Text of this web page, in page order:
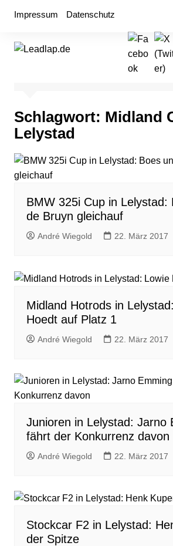
Impressum Datenschutz
Schlagwort: Midland
Lelystad
BMW 325i Cup in Lelystad:
de Bruyn gleichauf
André Wiegold 22. März 2017
Midland Hotrods in
Hoedt auf Platz 1
André Wiegold 22. März 2017
Junioren in Lelystad: Jarno
fährt der Konkurrenz davon
André Wiegold 22. März 2017
Stockcar F2 in Lelystad:
der Spitze